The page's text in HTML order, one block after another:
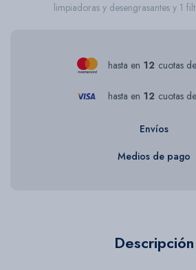
limpiadoras y desengrasantes y 1
hasta en 12 cuotas de
hasta en 12 cuotas de
Envíos
Medios de pago
Descripción